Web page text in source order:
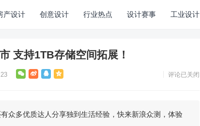
产设计 创意设计 行业热点 设计赛事 工业设计
支持1TB存储空间拓展！
评论已关闭
多优质达人分享独到生活经验，快来新浪众测，体验